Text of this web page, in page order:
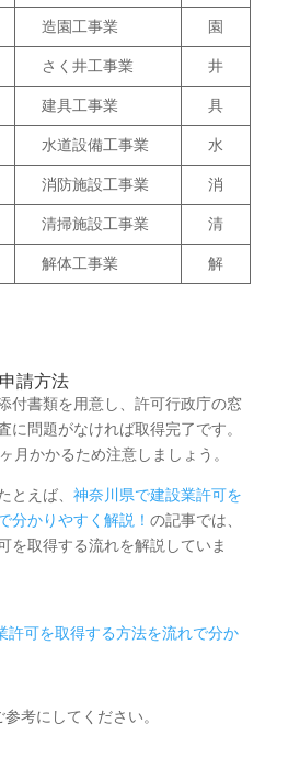
造園工事業 園
さく井工事業 井
建具工事業 具
水道設備工事業 水
消防施設工事業 消
清掃施設工事業 清
解体工事業 解
請方法
付書類を用意し、許可行政庁の窓
に問題がなければ取得完了です。
月かかるため注意しましょう。
とえば、 神奈川県で建設業許可を
分かりやすく解説！ の記事では、
を取得する流れを解説していま
許可を取得する方法を流れで分か
考にしてください。